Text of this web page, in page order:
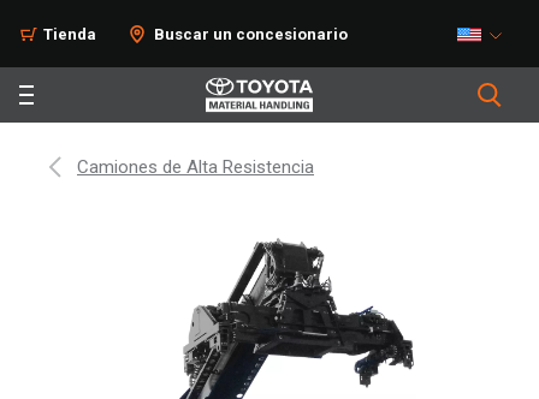
Tienda Buscar un concesionario
Camiones de Alta Resistencia